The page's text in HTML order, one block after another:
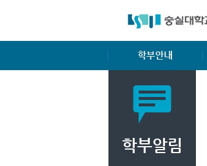
학부안내
학부소개
학부장 인사말
비전 및 교육목표
입학안내
학부알림